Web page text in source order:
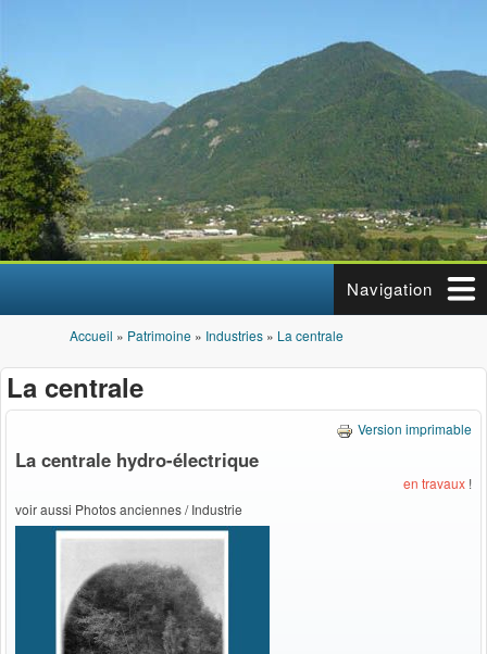
Navigation
Vous êtes ici
Accueil » Patrimoine » Industries » La centrale
La centrale
Version imprimable
La centrale hydro-électrique
en travaux !
voir aussi Photos anciennes / Industrie